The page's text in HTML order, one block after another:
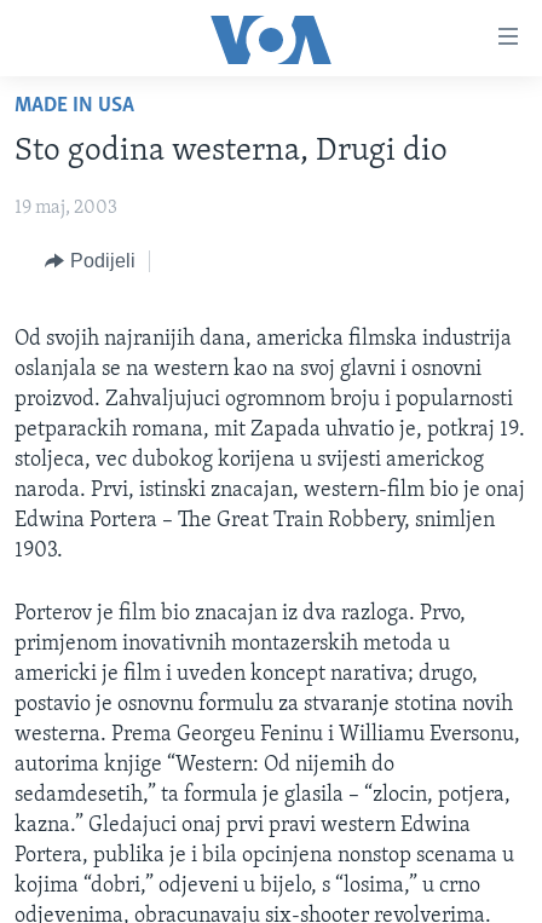
glavni
sadržaj
na
navigaciju
na
pretragu
TV PROGRAM
VIDEO
FOTOGRAFIJE DANA
VIJESTI
BOSNA I HERCEGOVINA
SVIJET
SPECIJALNI PROJEKTI
KORUPCIJA
SLOBODA MEDIJA
ŽENSKA STRANA
IZBJEGLIČKA STRANA
MAGAZIN
O GLASU AMERIKE
Learning English
PRATITE NAS
Jezici
MADE IN USA
Sto godina westerna, Drugi dio
19 maj, 2003
Podijeli
Od svojih najranijih dana, americka filmska industrija
oslanjala se na western kao na svoj glavni i osnovni
proizvod. Zahvaljujuci ogromnom broju i popularnosti
petparackih romana, mit Zapada uhvatio je, potkraj 19.
stoljeca, vec dubokog korijena u svijesti americkog
naroda. Prvi, istinski znacajan, western-film bio je onaj
Edwina Portera – The Great Train Robbery, snimljen
1903.
Porterov je film bio znacajan iz dva razloga. Prvo,
primjenom inovativnih montazerskih metoda u
americki je film i uveden koncept narativa; drugo,
postavio je osnovnu formulu za stvaranje stotina novih
westerna. Prema Georgeu Feninu i Williamu Eversonu,
autorima knjige “Western: Od nijemih do
sedamdesetih,” ta formula je glasila – “zlocin, potjera,
kazna.” Gledajuci onaj prvi pravi western Edwina
Portera, publika je i bila opcinjena nonstop scenama u
kojima “dobri,” odjeveni u bijelo, s “losima,” u crno
odjevenima, obracunavaju six-shooter revolverima.